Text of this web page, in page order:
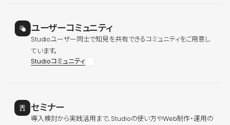
ユーザーコミュニティ
Studioユーザー同士で知見を共有できるコミュニティをご用意し
ています。
Studioコミュニティ
セミナー
導入検討から実践活用まで、Studioの使い方やWeb制作・運用の